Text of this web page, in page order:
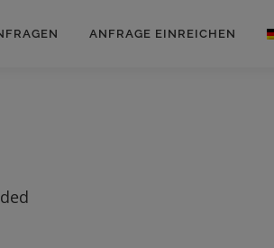
ANFRAGE EINREICHEN